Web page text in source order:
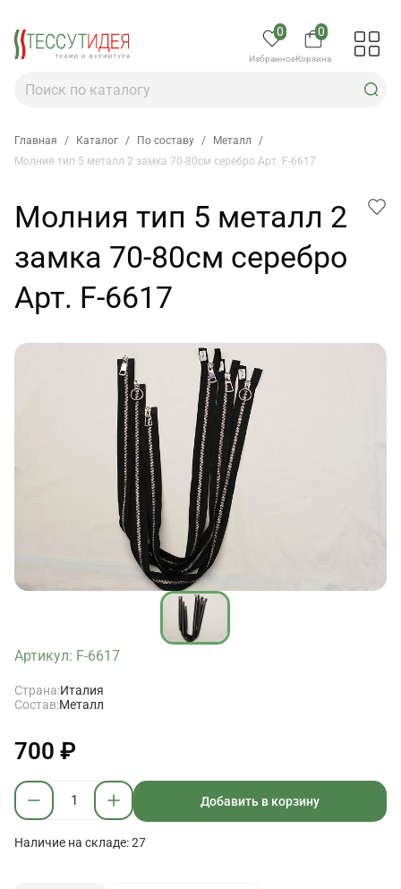
0
Избранное
0
Корзина
Главная / Каталог / По составу / Металл
/
Молния тип 5 металл 2 замка 70-80см серебро Арт. F-6617
Молния тип 5 металл 2
замка 70-80см серебро
Арт. F-6617
Артикул: F-6617
Страна:Италия
Состав:Металл
700 ₽
Добавить в корзину
Наличие на складе: 27